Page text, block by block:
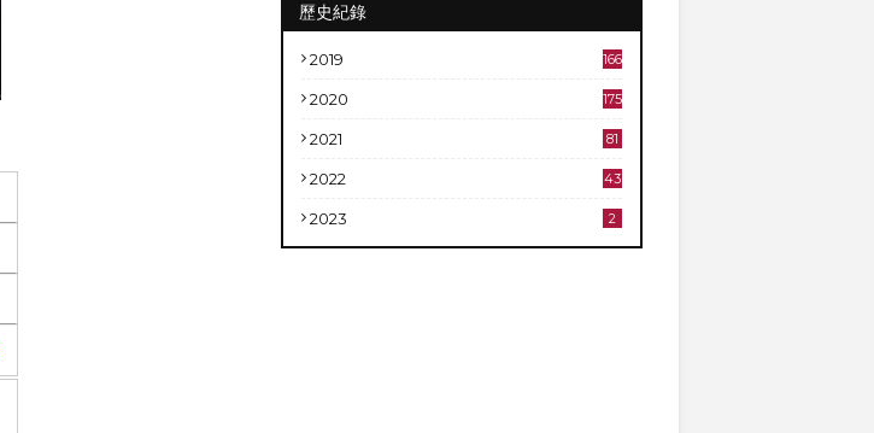
歷史紀錄
2019 166
2020 175
2021 81
2022 43
2023 2